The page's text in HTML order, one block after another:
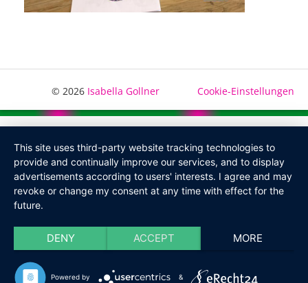
© 2026 Isabella Gollner Cookie-Einstellungen
This site uses third-party website tracking technologies to
provide and continually improve our services, and to display
advertisements according to users' interests. I agree and may
revoke or change my consent at any time with effect for the
future.
DENY ACCEPT MORE
Powered by &